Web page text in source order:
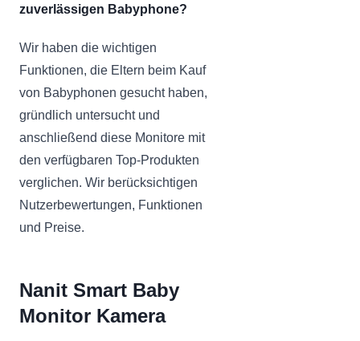
zuverlässigen Babyphone?
Wir haben die wichtigen
Funktionen, die Eltern beim Kauf
von Babyphonen gesucht haben,
gründlich untersucht und
anschließend diese Monitore mit
den verfügbaren Top-Produkten
verglichen. Wir berücksichtigen
Nutzerbewertungen, Funktionen
und Preise.
Nanit Smart Baby
Monitor Kamera